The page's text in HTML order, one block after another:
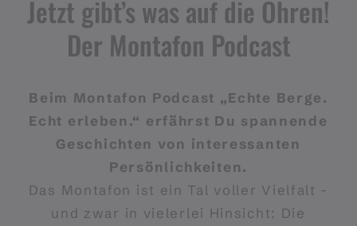
Jetzt gibt’s was auf die Ohren!
Der Montafon Podcast
Beim Montafon Podcast „Echte Berge.
Echt erleben.“ erfährst Du spannende
Geschichten von interessanten
Persönlichkeiten.
Das Montafon ist ein Tal voller Vielfalt -
und zwar in vielerlei Hinsicht: Die